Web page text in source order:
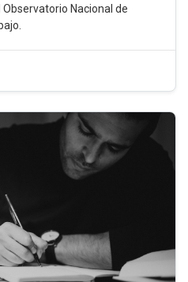
Nacional de